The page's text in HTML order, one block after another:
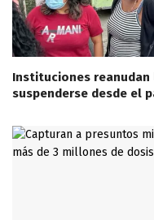
Instituciones
suspenderse desde el